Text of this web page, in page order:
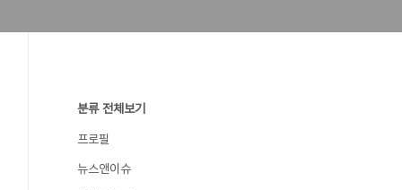
분류 전체보기
프로필
뉴스앤이슈